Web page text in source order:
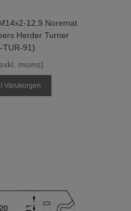
12.9 Noremat
Herder Turner
TUR-91)
moms)
Varukorgen